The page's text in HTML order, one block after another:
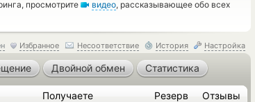
просмотрите
видео, рассказывающее обо всех
Избранное Несоответствие История Настройка
Двойной обмен Статистика
Получаете Резерв Отзывы